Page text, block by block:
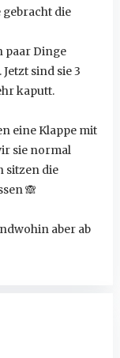
gebracht die
paar Dinge
sind sie 3
kaputt.
eine Klappe mit
sie normal
sitzen die
🙈
aber ab